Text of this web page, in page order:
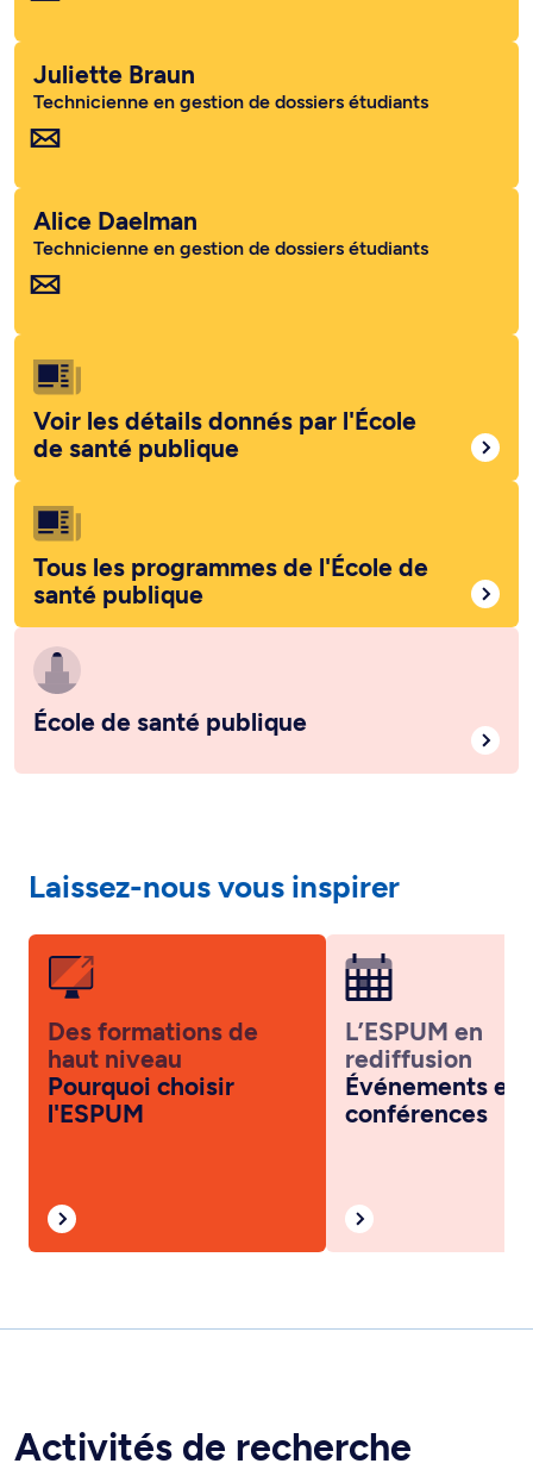
Juliette Braun
Technicienne en gestion de dossiers étudiants
Alice Daelman
Technicienne en gestion de dossiers étudiants
Voir les détails donnés par l'École
de santé publique
Tous les programmes de l'École de
santé publique
École de santé publique
Laissez-nous vous inspirer
Des formations de
haut niveau
Pourquoi choisir
l'ESPUM
L’ESPUM en
rediffusion
Événements et
conférences
Activités de recherche